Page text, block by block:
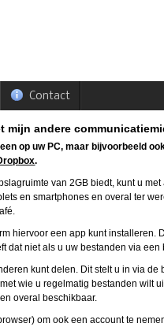
Contact
mijn andere
op uw PC, maar bijvoorbeeld
.
van 2GB biedt, kunt u
en smartphones en overal ter
hiervoor een app kunt installeren.
dat niet als u uw bestanden via
kunt delen. Dit stelt u in via de
wie u regelmatig bestanden wilt
overal beschikbaar.
om ook een account te